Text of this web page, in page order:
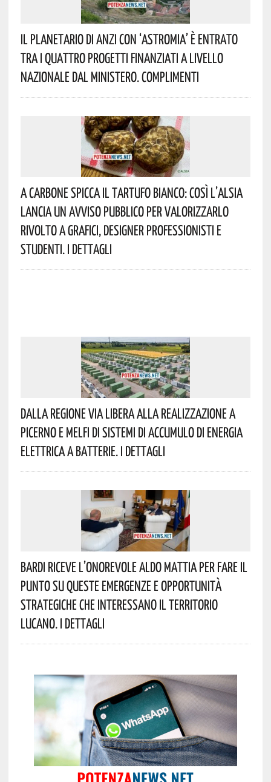
Il Planetario Di Anzi Con ‘Astromia’ È Entrato
Tra I Quattro Progetti Finanziati A Livello
Nazionale Dal Ministero. Complimenti
A Carbone Spicca Il Tartufo Bianco: Così L’Alsia
Lancia Un Avviso Pubblico Per Valorizzarlo
Rivolto A Grafici, Designer Professionisti E
Studenti. I Dettagli
Dalla Regione Via Libera Alla Realizzazione A
Picerno E Melfi Di Sistemi Di Accumulo Di Energia
Elettrica A Batterie. I Dettagli
Bardi Riceve L’onorevole Aldo Mattia Per Fare Il
Punto Su Queste Emergenze E Opportunità
Strategiche Che Interessano Il Territorio
Lucano. I Dettagli